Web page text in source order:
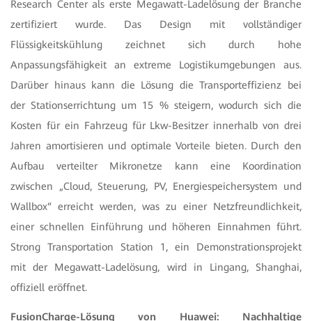
Research Center als erste Megawatt-Ladelösung der Branche
zertifiziert wurde. Das Design mit vollständiger
Flüssigkeitskühlung zeichnet sich durch hohe
Anpassungsfähigkeit an extreme Logistikumgebungen aus.
Darüber hinaus kann die Lösung die Transporteffizienz bei
der Stationserrichtung um 15 % steigern, wodurch sich die
Kosten für ein Fahrzeug für Lkw-Besitzer innerhalb von drei
Jahren amortisieren und optimale Vorteile bieten. Durch den
Aufbau verteilter Mikronetze kann eine Koordination
zwischen „Cloud, Steuerung, PV, Energiespeichersystem und
Wallbox“ erreicht werden, was zu einer Netzfreundlichkeit,
einer schnellen Einführung und höheren Einnahmen führt.
Strong Transportation Station 1, ein Demonstrationsprojekt
mit der Megawatt-Ladelösung, wird in Lingang, Shanghai,
offiziell eröffnet.
FusionCharge-Lösung von Huawei: Nachhaltige